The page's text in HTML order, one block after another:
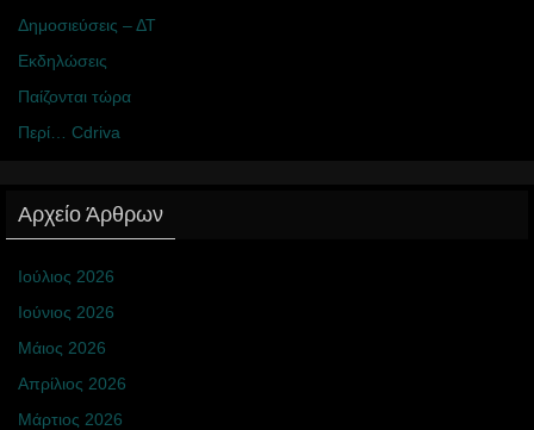
Δημοσιεύσεις – ΔΤ
Εκδηλώσεις
Παίζονται τώρα
Περί… Cdriva
Αρχείο Άρθρων
Ιούλιος 2026
Ιούνιος 2026
Μάιος 2026
Απρίλιος 2026
Μάρτιος 2026